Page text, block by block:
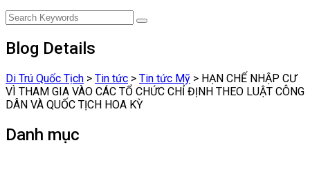
Blog Details
Di Trú Quốc Tịch > Tin tức > Tin tức Mỹ > HẠN CHẾ NHẬP CƯ
VÌ THAM GIA VÀO CÁC TỔ CHỨC CHỈ ĐỊNH THEO LUẬT CÔNG
DÂN VÀ QUỐC TỊCH HOA KỲ
Danh mục